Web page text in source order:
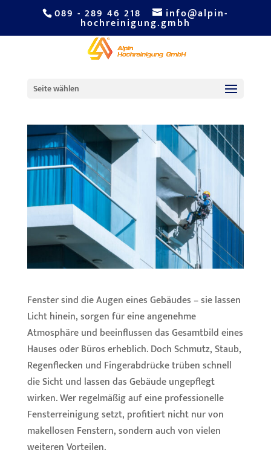
089 - 289 46 218 info@alpin-
hochreinigung.gmbh
Seite wählen
Klarer Durchblick: Vorteile
einer professionellen
Fensterreinigung
Fenster sind die Augen eines Gebäudes – sie lassen
Licht hinein, sorgen für eine angenehme
Atmosphäre und beeinflussen das Gesamtbild eines
Hauses oder Büros erheblich. Doch Schmutz, Staub,
Regenflecken und Fingerabdrücke trüben schnell
die Sicht und lassen das Gebäude ungepflegt
wirken. Wer regelmäßig auf eine professionelle
Fensterreinigung setzt, profitiert nicht nur von
makellosen Fenstern, sondern auch von vielen
weiteren Vorteilen.